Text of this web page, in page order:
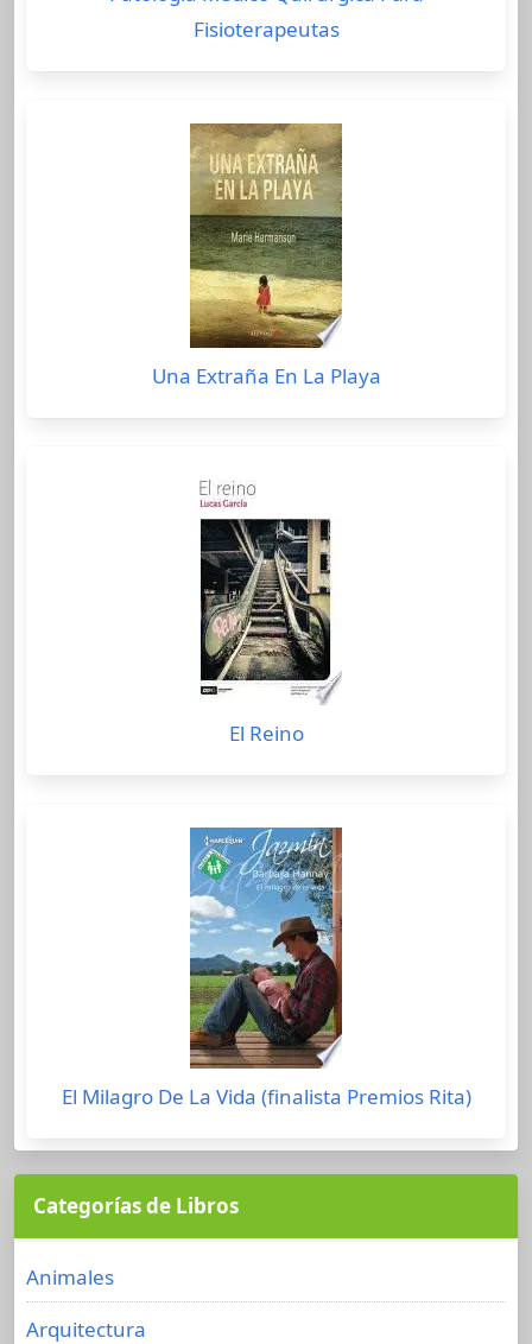
Fisioterapeutas
Una Extraña En La Playa
El Reino
El Milagro De La Vida (finalista Premios Rita)
Categorías de Libros
Animales
Arquitectura